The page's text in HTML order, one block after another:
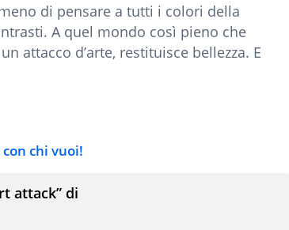
di pensare a tutti i colori della
A quel mondo così pieno che
attacco d’arte, restituisce bellezza. E
chi vuoi!
attack” di